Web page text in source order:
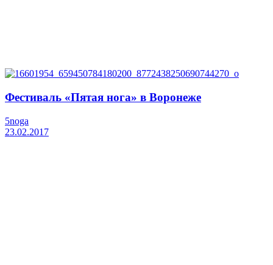
Фестиваль «Пятая нога» в Воронеже
5noga
23.02.2017